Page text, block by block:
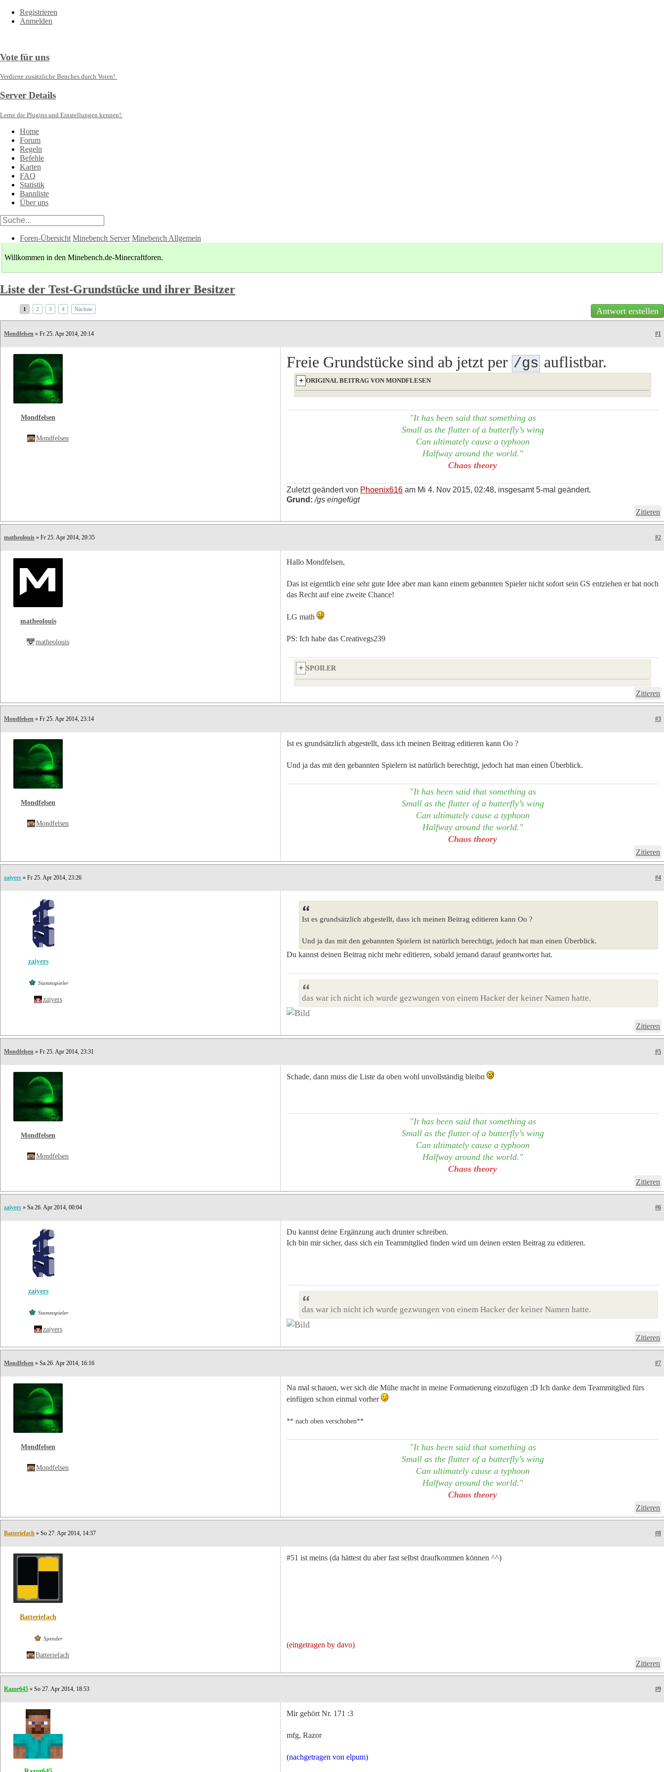
Registrieren
Anmelden
Vote für uns
Verdiene zusätzliche Benches durch Voten!
Server Details
Lerne die Plugins und Einstellungen kennen!.
Home
Forum
Regeln
Befehle
Karten
FAQ
Statistik
Bannliste
Über uns
Foren-Übersicht Minebench Server Minebench Allgemein
Willkommen in den Minebench.de-Minecraftforen.
Liste der Test-Grundstücke und ihrer Besitzer
1 2 3 4 Nächste Antwort erstellen
Mondfelsen » Fr 25. Apr 2014, 20:14 #1
Freie Grundstücke sind ab jetzt per /gs auflistbar.
ORIGINAL BEITRAG VON MONDFLESEN
"It has been said that something as
Small as the flutter of a butterfly’s wing
Can ultimately cause a typhoon
Halfway around the world."
Chaos theory
Zuletzt geändert von Phoenix616 am Mi 4. Nov 2015, 02:48, insgesamt 5-mal geändert.
Grund: /gs eingefügt
Zitieren
Mondfelsen
Mondfelsen
matheolouis » Fr 25. Apr 2014, 20:35 #2
Hallo Mondfelsen,
Das ist eigentlich eine sehr gute Idee aber man kann einem gebannten Spieler nicht sofort sein GS entziehen er hat noch
das Recht auf eine zweite Chance!
LG math
PS: Ich habe das Creativegs239
SPOILER
Zitieren
matheolouis
matheolouis
Mondfelsen » Fr 25. Apr 2014, 23:14 #3
Ist es grundsätzlich abgestellt, dass ich meinen Beitrag editieren kann Oo ?
Und ja das mit den gebannten Spielern ist natürlich berechtigt, jedoch hat man einen Überblick.
"It has been said that something as
Small as the flutter of a butterfly’s wing
Can ultimately cause a typhoon
Halfway around the world."
Chaos theory
Zitieren
Mondfelsen
Mondfelsen
zaiyers » Fr 25. Apr 2014, 23:26 #4
Ist es grundsätzlich abgestellt, dass ich meinen Beitrag editieren kann Oo ?
Und ja das mit den gebannten Spielern ist natürlich berechtigt, jedoch hat man einen Überblick.
Du kannst deinen Beitrag nicht mehr editieren, sobald jemand darauf geantwortet hat.
das war ich nicht ich wurde gezwungen von einem Hacker der keiner Namen hatte.
Zitieren
zaiyers
Stammspieler
zaiyers
Mondfelsen » Fr 25. Apr 2014, 23:31 #5
Schade, dann muss die Liste da oben wohl unvollständig bleibn
"It has been said that something as
Small as the flutter of a butterfly’s wing
Can ultimately cause a typhoon
Halfway around the world."
Chaos theory
Zitieren
Mondfelsen
Mondfelsen
zaiyers » Sa 26. Apr 2014, 00:04 #6
Du kannst deine Ergänzung auch drunter schreiben.
Ich bin mir sicher, dass sich ein Teammitglied finden wird um deinen ersten Beitrag zu editieren.
das war ich nicht ich wurde gezwungen von einem Hacker der keiner Namen hatte.
Zitieren
zaiyers
Stammspieler
zaiyers
Mondfelsen » Sa 26. Apr 2014, 16:16 #7
Na mal schauen, wer sich die Mühe macht in meine Formatierung einzufügen ;D Ich danke dem Teammitglied fürs
einfügen schon einmal vorher
** nach oben verschoben**
"It has been said that something as
Small as the flutter of a butterfly’s wing
Can ultimately cause a typhoon
Halfway around the world."
Chaos theory
Zitieren
Mondfelsen
Mondfelsen
Batteriefach » So 27. Apr 2014, 14:37 #8
#51 ist meins (da hättest du aber fast selbst draufkommen können ^^)
(eingetragen by davo)
Zitieren
Batteriefach
Spender
Batteriefach
Razor645 » So 27. Apr 2014, 18:53 #9
Mir gehört Nr. 171 :3
mfg, Razor
(nachgetragen von elpum)